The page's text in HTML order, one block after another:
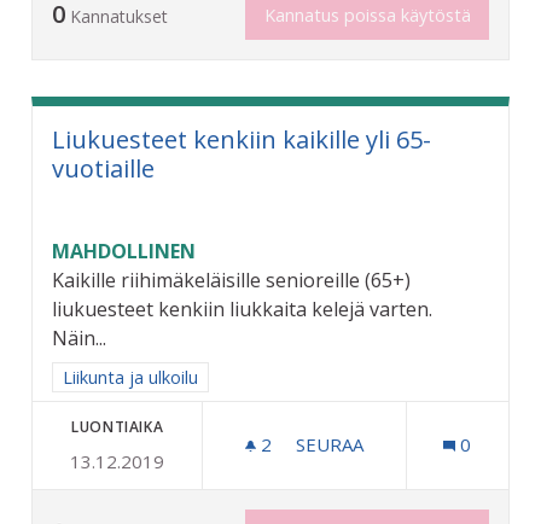
0 Kannatukset Kannatus poissa käytöstä
Liukuesteet kenkiin kaikille yli 65-
vuotiaille
MAHDOLLINEN
Kaikille riihimäkeläisille senioreille (65+)
liukuesteet kenkiin liukkaita kelejä varten.
Näin...
Rajaa tulokset aihepiirin mukaan: Liikunta ja ulkoilu
Liikunta ja ulkoilu
LUONTIAIKA
13.12.2019
2 2 SEURAAJAA
SEURAA 0